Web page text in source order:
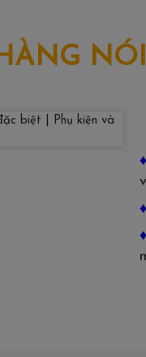
♦
♦
♦